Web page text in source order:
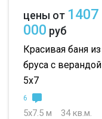
цены от 1407
000 руб
Красивая баня из
бруса с верандой
5х7
6
5х7.5 м
34 кв.м.